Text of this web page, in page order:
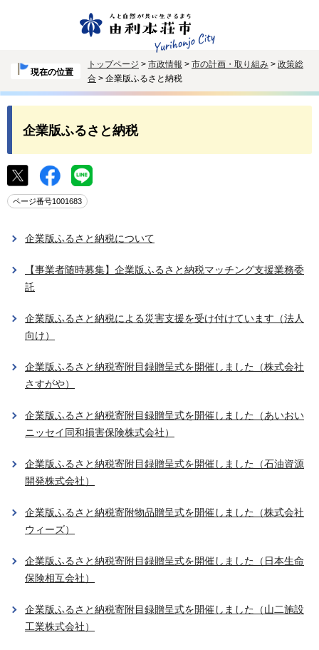
現在の位置
トップページ > 市政情報 > 市の計画・取り組み > 政策総
合 > 企業版ふるさと納税
企業版ふるさと納税
ページ番号1001683
企業版ふるさと納税について
【事業者随時募集】企業版ふるさと納税マッチング支援業務委
託
企業版ふるさと納税による災害支援を受け付けています（法人
向け）
企業版ふるさと納税寄附目録贈呈式を開催しました（株式会社
さすがや）
企業版ふるさと納税寄附目録贈呈式を開催しました（あいおい
ニッセイ同和損害保険株式会社）
企業版ふるさと納税寄附目録贈呈式を開催しました（石油資源
開発株式会社）
企業版ふるさと納税寄附物品贈呈式を開催しました（株式会社
ウィーズ）
企業版ふるさと納税寄附目録贈呈式を開催しました（日本生命
保険相互会社）
企業版ふるさと納税寄附目録贈呈式を開催しました（山二施設
工業株式会社）